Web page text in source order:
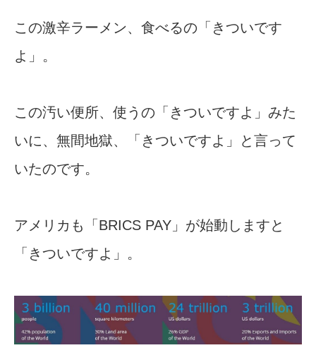
この激辛ラーメン、食べるの「きついです
よ」。
この汚い便所、使うの「きついですよ」みた
いに、無間地獄、「きついですよ」と言って
いたのです。
アメリカも「BRICS PAY」が始動しますと
「きついですよ」。